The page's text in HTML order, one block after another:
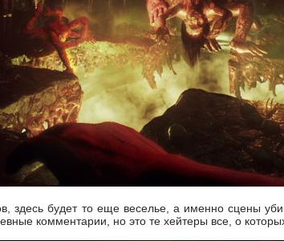
здесь будет то еще веселье, а именно сцены
комментарии, но это те хейтеры все, о